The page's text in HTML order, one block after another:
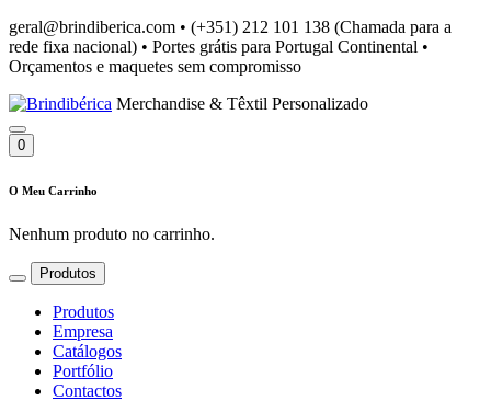
geral@brindiberica.com • (+351) 212 101 138 (Chamada para a
rede fixa nacional) • Portes grátis para Portugal Continental •
Orçamentos e maquetes sem compromisso
Merchandise & Têxtil Personalizado
0
O Meu Carrinho
Nenhum produto no carrinho.
Produtos
Produtos
Empresa
Catálogos
Portfólio
Contactos